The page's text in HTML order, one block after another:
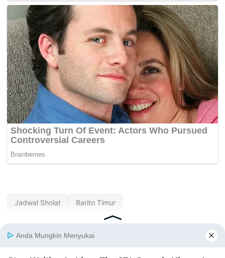
Jadwal Sholat Barito Timur
Jadwal Sholat Barito
Selatan Hari Ini —
Jadwal Sholat Barito
Utara Hari Ini —